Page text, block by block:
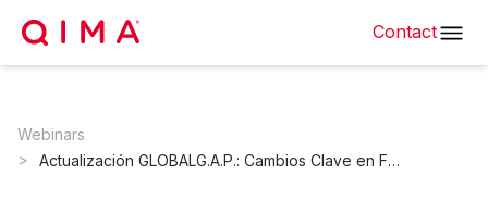
Contact
Webinars
Actualización GLOBALG.A.P.: Cambios Clave en FSMA PSR V2.1 - Lo Que Necesitas Saber